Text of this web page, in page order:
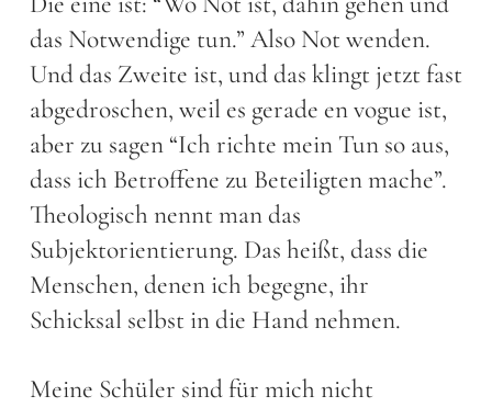
das Notwendige tun.” Also Not wenden.
Und das Zweite ist, und das klingt jetzt fast
abgedroschen, weil es gerade en vogue ist,
aber zu sagen “Ich richte mein Tun so aus,
dass ich Betroffene zu Beteiligten mache”.
Theologisch nennt man das
Subjektorientierung. Das heißt, dass die
Menschen, denen ich begegne, ihr
Schicksal selbst in die Hand nehmen.
Meine Schüler sind für mich nicht